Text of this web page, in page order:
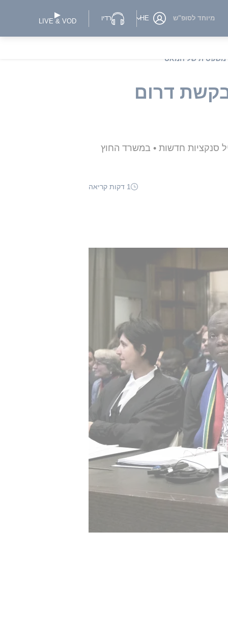
מיוחד לסופ"ש HE רדיו LIVE & VOD
משפטית של חמאס"
דרום
סנקציות חדשות • במשרד החוץ
1 דקות קריאה